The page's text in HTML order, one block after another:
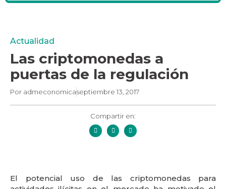
Actualidad
Las criptomonedas a
puertas de la regulación
Por admeconomicaseptiembre 13, 2017
Compartir en:
El potencial uso de las criptomonedas para